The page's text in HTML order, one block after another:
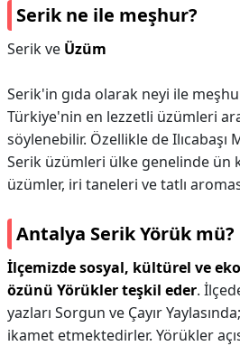
Serik ne ile meşhur?
Serik ve Üzüm
Serik'in gıda olarak neyi ile
Türkiye'nin en lezzetli üzümleri
söylenebilir. Özellikle de Ilıcabaşı
Serik üzümleri ülke genelinde ün
üzümler, iri taneleri ve tatlı
Antalya Serik Yörük mü?
İlçemizde sosyal, kültürel ve
özünü Yörükler teşkil eder.
yazları Sorgun ve Çayır
ikamet etmektedirler. Yörükler